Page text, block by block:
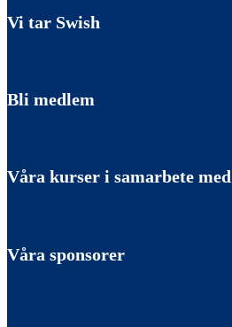
Vi tar Swish
Bli medlem
Våra kurser i samarbete med
Våra sponsorer